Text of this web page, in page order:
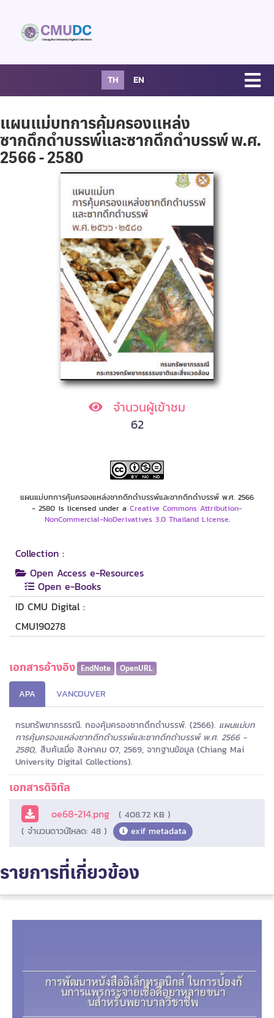
TH EN
แผนแม่บทการคุ้มครองแหล่ง
ซากดึกดำบรรพ์และซากดึกดำบรรพ์ พ.ศ.
2566 - 2580
จำนวนผู้เข้าชม
62
แผนแม่บทการคุ้มครองแหล่งซากดึกดำบรรพ์และซากดึกดำบรรพ์ พ.ศ. 2566
- 2580 is licensed under a Creative Commons Attribution-
NonCommercial-NoDerivatives 3.0 Thailand License.
Collection :
Open Access e-Resources
Open e-Books
ID CMU Digital :
CMU190278
เอกสารอ้างอิง EndNote OpenURL
APA VANCOUVER
กรมทรัพยากรธรณี. กองคุ้มครองซากดึกดำบรรพ์. (2566). แผนแม่บท
การคุ้มครองแหล่งซากดึกดำบรรพ์และซากดึกดำบรรพ์ พ.ศ. 2566 -
2580,. สืบค้นเมื่อ สิงหาคม 07, 2569, จากฐานข้อมูล (Chiang Mai
University Digital Collections).
เอกสารดิจิทัล
oe68-214.png
( 408.72 KB )
( จำนวนดาวน์โหลด: 48 )
exif metadata
รายการที่เกี่ยวข้อง